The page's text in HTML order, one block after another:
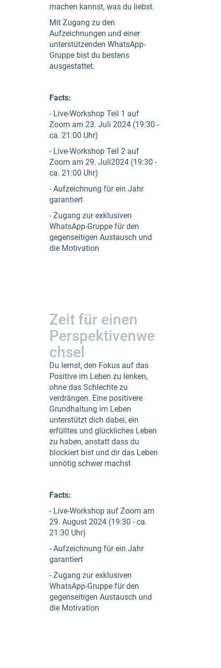
machen kannst, was du liebst.
Mit Zugang zu den
Aufzeichnungen und einer
unterstützenden WhatsApp-
Gruppe bist du bestens
ausgestattet.
Facts:
- Live-Workshop Teil 1 auf
Zoom am 23. Juli 2024 (19:30 -
ca. 21:00 Uhr)
- Live-Workshop Teil 2 auf
Zoom am 29. Juli2024 (19:30 -
ca. 21:00 Uhr)
- Aufzeichnung für ein Jahr
garantiert
- Zugang zur exklusiven
WhatsApp-Gruppe für den
gegenseitigen Austausch und
die Motivation
Zeit für einen
Perspektivenwe
chsel
Du lernst, den Fokus auf das
Positive im Leben zu lenken,
ohne das Schlechte zu
verdrängen. Eine positivere
Grundhaltung im Leben
unterstützt dich dabei, ein
erfülltes und glückliches Leben
zu haben, anstatt dass du
blockiert bist und dir das Leben
unnötig schwer machst
Facts:
- Live-Workshop auf Zoom am
29. August 2024 (19:30 - ca.
21:30 Uhr)
- Aufzeichnung für ein Jahr
garantiert
- Zugang zur exklusiven
WhatsApp-Gruppe für den
gegenseitigen Austausch und
die Motivation